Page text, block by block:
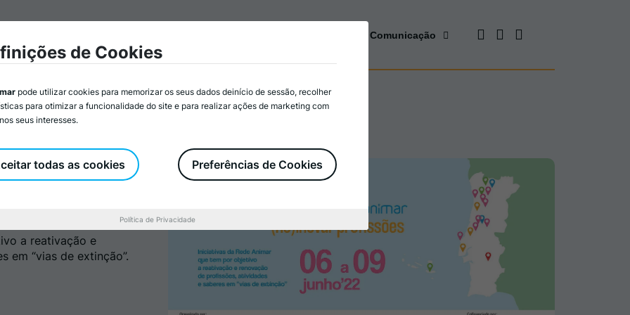
Comunicação
profissões
a reativação e
em “vias de extinção”.
de Cookies
pode utilizar cookies para memorizar os seus dados deinício de sessão, recolher
para otimizar a funcionalidade do site e para realizar ações de marketing com
seus interesses.
Preferências de Cookies
todas as cookies
Política de Privacidade